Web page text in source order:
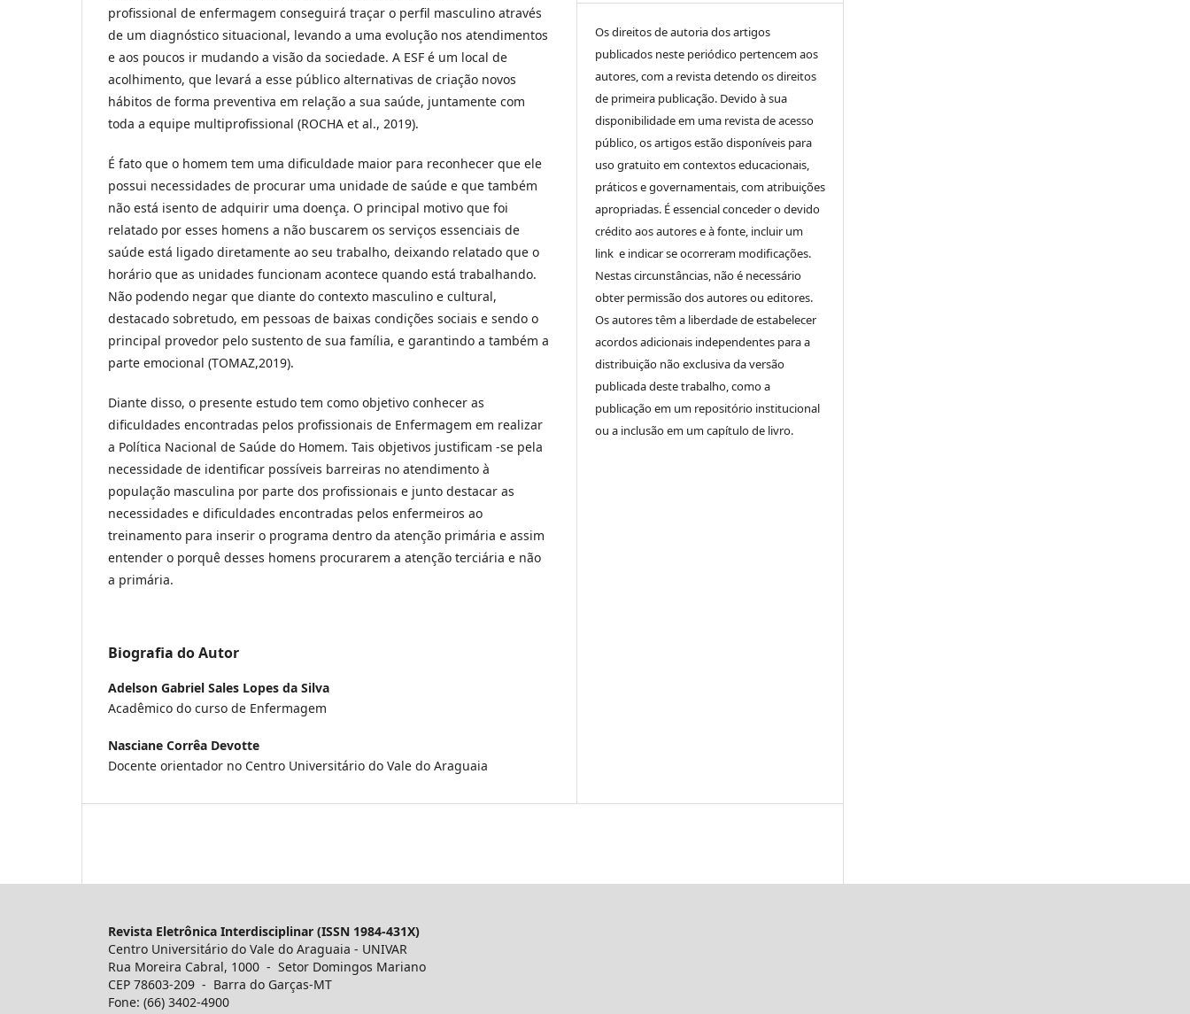
profissional de enfermagem conseguirá traçar o perfil masculino através
de um diagnóstico situacional, levando a uma evolução nos atendimentos
e aos poucos ir mudando a visão da sociedade. A ESF é um local de
acolhimento, que levará a esse público alternativas de criação novos
hábitos de forma preventiva em relação a sua saúde, juntamente com
toda a equipe multiprofissional (ROCHA et al., 2019).
É fato que o homem tem uma dificuldade maior para reconhecer que ele
possui necessidades de procurar uma unidade de saúde e que também
não está isento de adquirir uma doença. O principal motivo que foi
relatado por esses homens a não buscarem os serviços essenciais de
saúde está ligado diretamente ao seu trabalho, deixando relatado que o
horário que as unidades funcionam acontece quando está trabalhando.
Não podendo negar que diante do contexto masculino e cultural,
destacado sobretudo, em pessoas de baixas condições sociais e sendo o
principal provedor pelo sustento de sua família, e garantindo a também a
parte emocional (TOMAZ,2019).
Diante disso, o presente estudo tem como objetivo conhecer as
dificuldades encontradas pelos profissionais de Enfermagem em realizar
a Política Nacional de Saúde do Homem. Tais objetivos justificam -se pela
necessidade de identificar possíveis barreiras no atendimento à
população masculina por parte dos profissionais e junto destacar as
necessidades e dificuldades encontradas pelos enfermeiros ao
treinamento para inserir o programa dentro da atenção primária e assim
entender o porquê desses homens procurarem a atenção terciária e não
a primária.
Biografia do Autor
Adelson Gabriel Sales Lopes da Silva
Acadêmico do curso de Enfermagem
Nasciane Corrêa Devotte
Docente orientador no Centro Universitário do Vale do Araguaia
Os direitos de autoria dos artigos
publicados neste periódico pertencem aos
autores, com a revista detendo os direitos
de primeira publicação. Devido à sua
disponibilidade em uma revista de acesso
público, os artigos estão disponíveis para
uso gratuito em contextos educacionais,
práticos e governamentais, com atribuições
apropriadas. É essencial conceder o devido
crédito aos autores e à fonte, incluir um
link e indicar se ocorreram modificações.
Nestas circunstâncias, não é necessário
obter permissão dos autores ou editores.
Os autores têm a liberdade de estabelecer
acordos adicionais independentes para a
distribuição não exclusiva da versão
publicada deste trabalho, como a
publicação em um repositório institucional
ou a inclusão em um capítulo de livro.
Revista Eletrônica Interdisciplinar (ISSN 1984-431X)
Centro Universitário do Vale do Araguaia - UNIVAR
Rua Moreira Cabral, 1000 - Setor Domingos Mariano
CEP 78603-209 - Barra do Garças-MT
Fone: (66) 3402-4900